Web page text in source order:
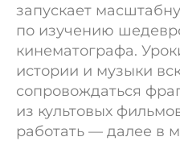
запускает
по изучению
кинематографа.
истории и музыки
сопровождаться
из культовых
работать — далее в